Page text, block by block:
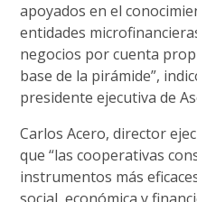
apoyados en el
entidades
negocios por cuenta
base de la pirámide”,
presidente ejecutiva de
Carlos Acero, director
que “las cooperativas
instrumentos más